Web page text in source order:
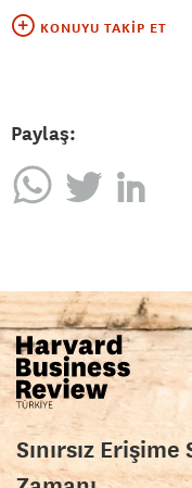
KONUYU TAKIP ET
Paylaş:
Sınırsız